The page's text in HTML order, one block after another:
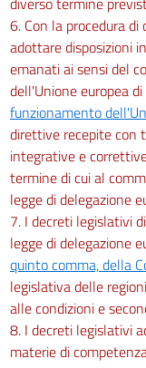
6. Con la procedura
adottare disposizioni
emanati ai sensi del
dell'Unione europea
funzionamento
direttive recepite con
integrative e
termine di cui al
legge di delegazione
7. I decreti legislativi
legge di delegazione
quinto comma, della
legislativa delle
alle condizioni e
8. I decreti legislativi
materie di